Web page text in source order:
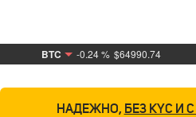
BTC -0.24 % $64990.74
НАДЕЖНО, БЕЗ KYC И